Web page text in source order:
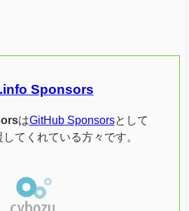
Sponsors
はGitHub Sponsorsとして
てくれている方々です。